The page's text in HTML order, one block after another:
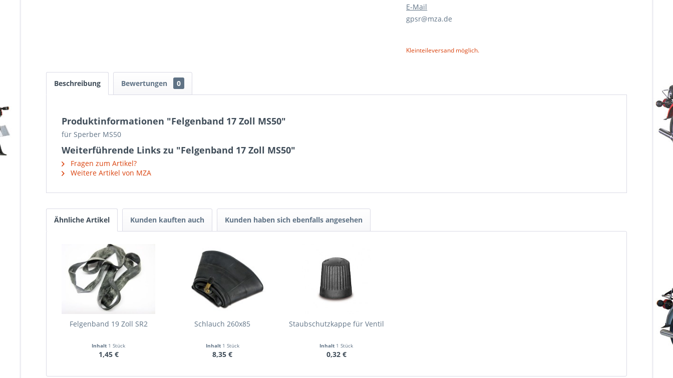
E-Mail
gpsr@mza.de
Kleinteileversand möglich.
Beschreibung Bewertungen 0
Produktinformationen "Felgenband 17 Zoll MS50"
für Sperber MS50
Weiterführende Links zu "Felgenband 17 Zoll MS50"
Fragen zum Artikel?
Weitere Artikel von MZA
Ähnliche Artikel Kunden kauften auch Kunden haben sich ebenfalls angesehen
Felgenband 19 Zoll SR2
Inhalt 1 Stück
1,45 €
Schlauch 260x85
Inhalt 1 Stück
8,35 €
Staubschutzkappe für Ventil
Inhalt 1 Stück
0,32 €